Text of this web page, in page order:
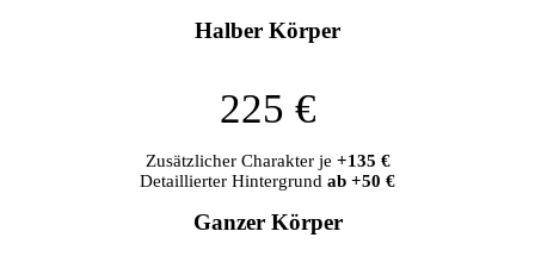
Halber Körper
225 €
Zusätzlicher Charakter je +135 €
Detaillierter Hintergrund ab +50 €
Ganzer Körper